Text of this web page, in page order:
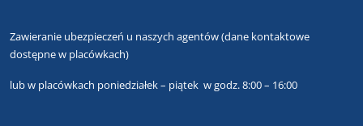
Zawieranie ubezpieczeń u naszych agentów(dane kontaktowe
dostępne w placówkach)
lubw placówkach poniedziałek – piątek w godz. 8:00 – 16:00